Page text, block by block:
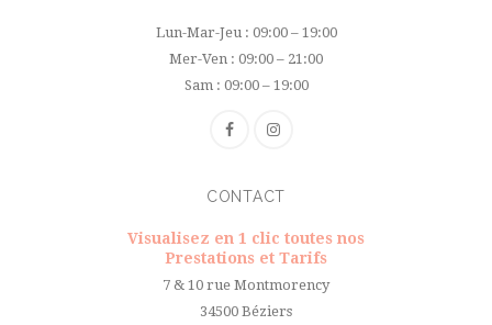
Lun-Mar-Jeu : 09:00 – 19:00
Mer-Ven : 09:00 – 21:00
Sam : 09:00 – 19:00
CONTACT
Visualisez en 1 clic toutes nos
Prestations et Tarifs
7 & 10 rue Montmorency
34500 Béziers